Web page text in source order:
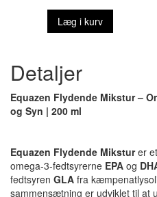
Læg i kurv
Detaljer
Equazen Flydende Mikstur –
og Syn | 200 ml
Equazen Flydende Miksturer
omega-3-fedtsyrerne EPA og
fedtsyren GLA fra
sammensætning er udviklet til at